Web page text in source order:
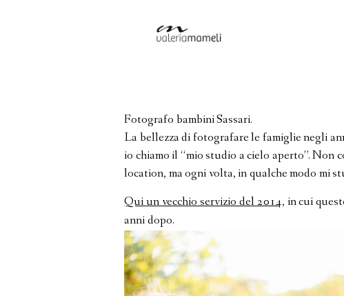
Fotografo bambini Sassari.
La bellezza di fotografare le famiglie negli
io chiamo il “mio studio a cielo aperto”. Non
location, ma ogni volta, in qualche modo mi
Qui un vecchio servizio del 2014, in cui
anni dopo.